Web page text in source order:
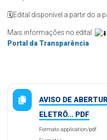
🗓️Edital disponível a partir do a
Mais informações no edital.
Portal da Transparência
AVISO DE
ELETRÔ... PDF
Formato application/pdf